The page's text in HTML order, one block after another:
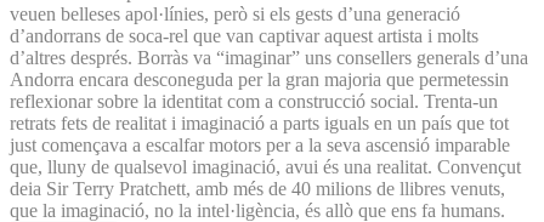
veuen belleses apol·línies, però si els gests d’una generació
d’andorrans de soca-rel que van captivar aquest artista i molts
d’altres després. Borràs va “imaginar” uns consellers generals d’una
Andorra encara desconeguda per la gran majoria que permetessin
reflexionar sobre la identitat com a construcció social. Trenta-un
retrats fets de realitat i imaginació a parts iguals en un país que tot
just començava a escalfar motors per a la seva ascensió imparable
que, lluny de qualsevol imaginació, avui és una realitat. Convençut
deia Sir Terry Pratchett, amb més de 40 milions de llibres venuts,
que la imaginació, no la intel·ligència, és allò que ens fa humans.